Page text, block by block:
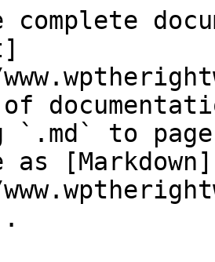
`.md` to
[Markdown]